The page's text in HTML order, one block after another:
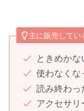
主に販売してい
ときめかな
使わなくな
読み終わっ
アクセサリ